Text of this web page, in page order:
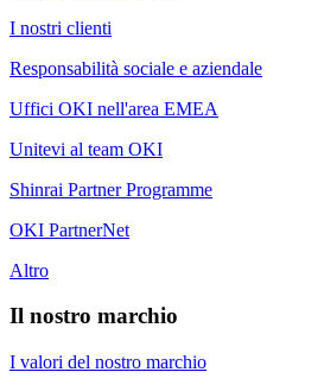
I nostri clienti
Responsabilità sociale e aziendale
Uffici OKI nell'area EMEA
Unitevi al team OKI
Shinrai Partner Programme
OKI PartnerNet
Altro
Il nostro marchio
I valori del nostro marchio